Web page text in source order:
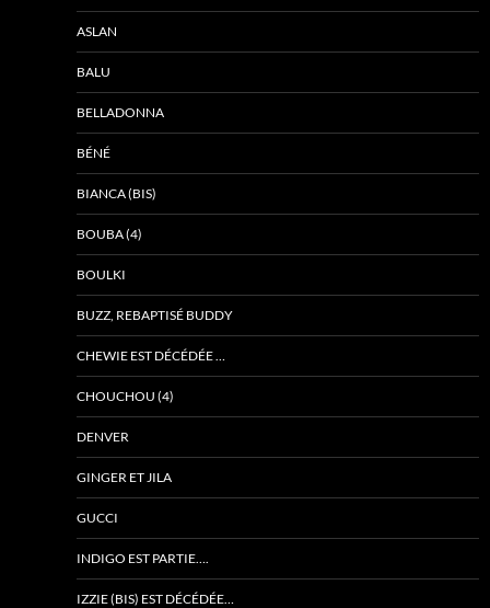
ASLAN
BALU
BELLADONNA
BÉNÉ
BIANCA (BIS)
BOUBA (4)
BOULKI
BUZZ, REBAPTISÉ BUDDY
CHEWIE EST DÉCÉDÉE …
CHOUCHOU (4)
DENVER
GINGER ET JILA
GUCCI
INDIGO EST PARTIE….
IZZIE (BIS) EST DÉCÉDÉE…